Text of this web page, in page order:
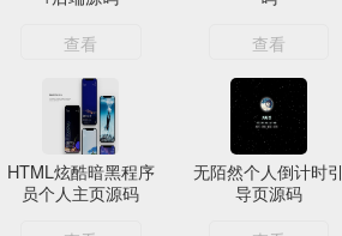
查看 查看
HTML炫酷暗黑程序
员个人主页源码
无陌然个人倒计时引
导页源码